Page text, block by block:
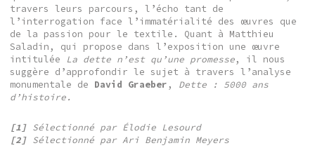
travers leurs parcours, l’écho tant de
l’interrogation face l’immatérialité des œuvres que
de la passion pour le textile. Quant à Matthieu
Saladin, qui propose dans l’exposition une œuvre
intitulée La dette n’est qu’une promesse, il nous
suggère d’approfondir le sujet à travers l’analyse
monumentale de David Graeber , Dette : 5000 ans
d’histoire.
[1] Sélectionné par Élodie Lesourd
[2] Sélectionné par Ari Benjamin Meyers